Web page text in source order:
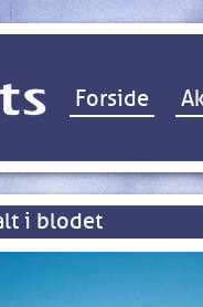
Hop til
Forside
i blodet